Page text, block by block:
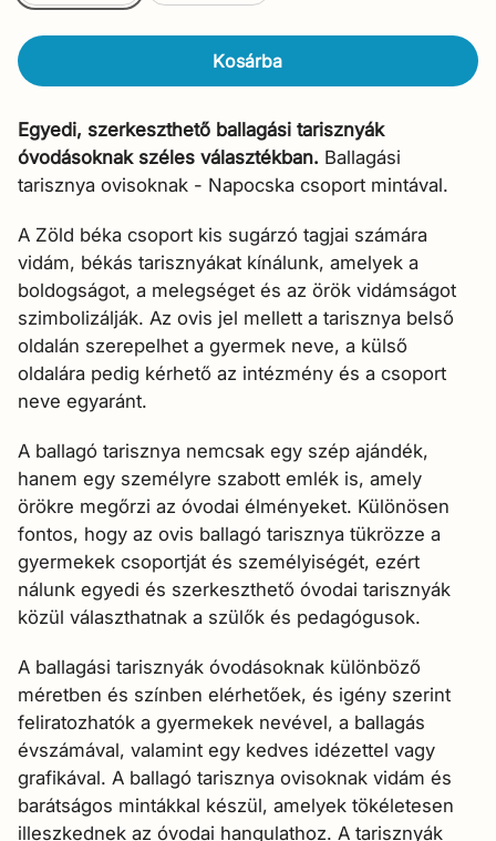
Kosárba
Egyedi, szerkeszthető ballagási tarisznyák
óvodásoknak széles választékban. Ballagási
tarisznya ovisoknak - Napocska csoport mintával.
A Zöld béka csoport kis sugárzó tagjai számára
vidám, békás tarisznyákat kínálunk, amelyek a
boldogságot, a melegséget és az örök vidámságot
szimbolizálják. Az ovis jel mellett a tarisznya belső
oldalán szerepelhet a gyermek neve, a külső
oldalára pedig kérhető az intézmény és a csoport
neve egyaránt.
A ballagó tarisznya nemcsak egy szép ajándék,
hanem egy személyre szabott emlék is, amely
örökre megőrzi az óvodai élményeket. Különösen
fontos, hogy az ovis ballagó tarisznya tükrözze a
gyermekek csoportját és személyiségét, ezért
nálunk egyedi és szerkeszthető óvodai tarisznyák
közül választhatnak a szülők és pedagógusok.
A ballagási tarisznyák óvodásoknak különböző
méretben és színben elérhetőek, és igény szerint
feliratozhatók a gyermekek nevével, a ballagás
évszámával, valamint egy kedves idézettel vagy
grafikával. A ballagó tarisznya ovisoknak vidám és
barátságos mintákkal készül, amelyek tökéletesen
illeszkednek az óvodai hangulathoz. A tarisznyák